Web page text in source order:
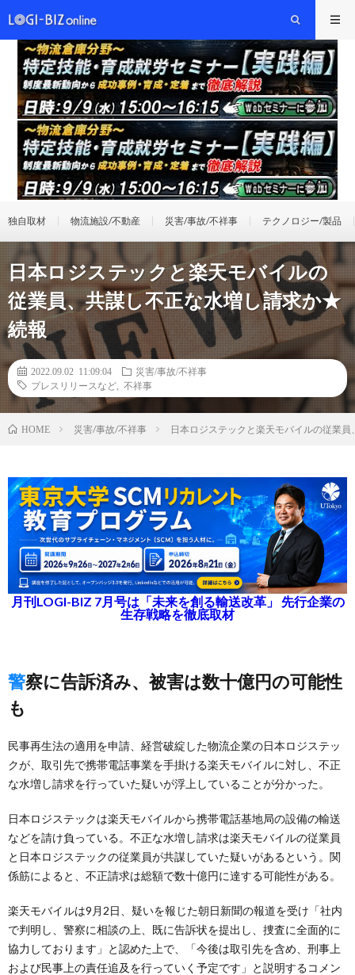
独自取材 物流施設/不動産 災害/事故/不祥事 テクノロジー/製品
日本ロジステックと楽天モバイルの
従業員、共謀し不正な水増し請求か★
続報
2022.09.02 11:09:04
災害/事故/不祥事
プレスリリースなど
不祥事
HOME 災害/事故/不祥事 日本ロジステックと楽天モバイルの従業
月刊LOGI-BIZ 7月号は「未来を創る輸送改革」 先行企業の
生存戦略を徹底取材
警察に告訴済み、被害は数十億円の可能性
も
民事再生法の適用を申請、経営破綻した物流企業の日本ロジステッ
クが、取引先で携帯電話事業を手掛ける楽天モバイルに対し、不正
な水増し請求を行っていた疑いが浮上していることが分かった。
日本ロジステックは楽天モバイルから携帯電話基地局の設備の輸送
などを請け負っている。不正な水増し請求は楽天モバイルの従業員
と日本ロジステックの従業員が共謀していた疑いがあるという。関
係筋によると、不正請求は総額で数十億円に達する可能性がある。
楽天モバイルは9月2日、疑いを報じた朝日新聞の報道を受け「社内
で判明し、警察に相談の上、既に告訴状を提出し、捜査に全面的に
協力しております」と認めた上で、「今後は取引先を含め、刑事上
および民事上の責任追及を行っていく予定です」と説明するコメン